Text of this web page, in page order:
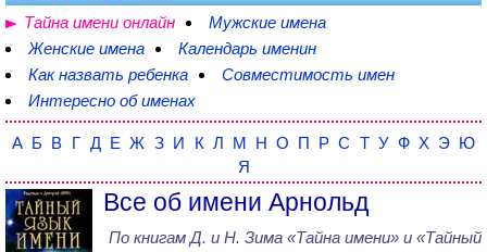
Тайна имени онлайн
Мужские имена
Женские имена
Календарь именин
Как назвать ребенка
Совместимость имен
Интересно об именах
А Б В Г Д Е Ж З И К Л М Н О П Р С Т У Ф Х Э Ю
Я
Все об имени Арнольд
По книгам Д. и Н. Зима «Тайна имени» и «Тайный